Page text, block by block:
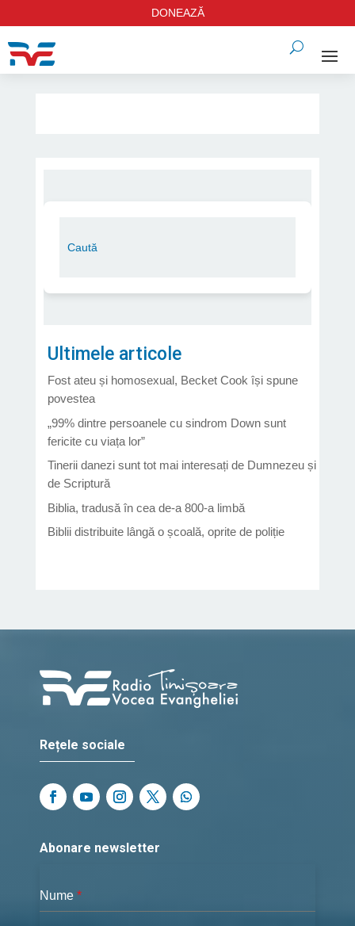
DONEAZĂ
Ultimele articole
Fost ateu și homosexual, Becket Cook își spune
povestea
„99% dintre persoanele cu sindrom Down sunt
fericite cu viața lor”
Tinerii danezi sunt tot mai interesați de Dumnezeu și
de Scriptură
Biblia, tradusă în cea de-a 800-a limbă
Biblii distribuite lângă o școală, oprite de poliție
Rețele sociale
Abonare newsletter
Nume *